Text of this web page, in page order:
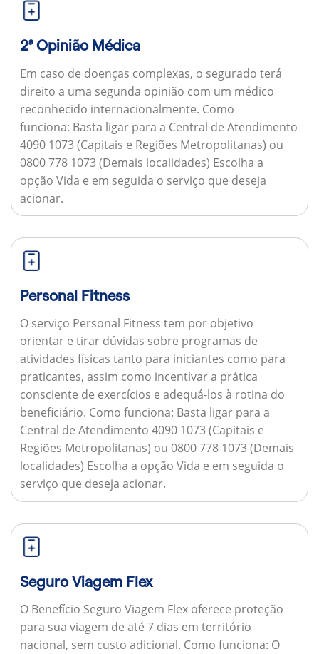
2ª Opinião Médica
Em caso de doenças complexas, o segurado terá
direito a uma segunda opinião com um médico
reconhecido internacionalmente. Como
funciona: Basta ligar para a Central de Atendimento
4090 1073 (Capitais e Regiões Metropolitanas) ou
0800 778 1073 (Demais localidades) Escolha a
opção Vida e em seguida o serviço que deseja
acionar.
Personal Fitness
O serviço Personal Fitness tem por objetivo
orientar e tirar dúvidas sobre programas de
atividades físicas tanto para iniciantes como para
praticantes, assim como incentivar a prática
consciente de exercícios e adequá-los à rotina do
beneficiário. Como funciona: Basta ligar para a
Central de Atendimento 4090 1073 (Capitais e
Regiões Metropolitanas) ou 0800 778 1073 (Demais
localidades) Escolha a opção Vida e em seguida o
serviço que deseja acionar.
Seguro Viagem Flex
O Benefício Seguro Viagem Flex oferece proteção
para sua viagem de até 7 dias em território
nacional, sem custo adicional. Como funciona: O